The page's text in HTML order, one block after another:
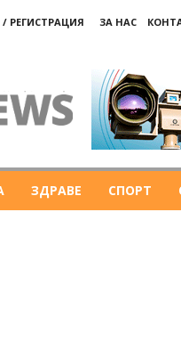
РЕГИСТРАЦИЯ ЗА НАС
ЗДРАВЕ СПОРТ